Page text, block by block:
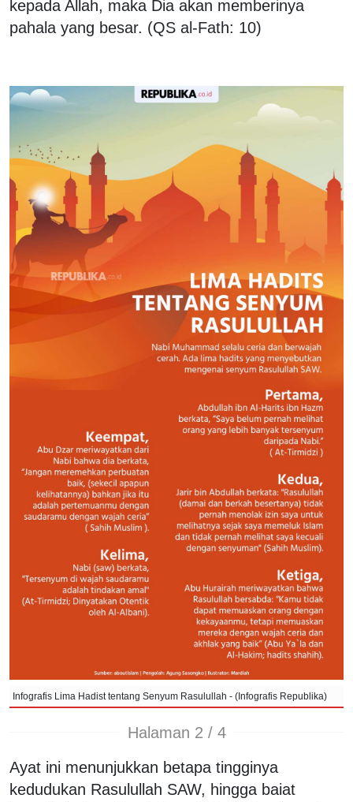
kepada Allah, maka Dia akan memberinya
pahala yang besar. (QS al-Fath: 10)
Infografis Lima Hadist tentang Senyum Rasulullah - (Infografis Republika)
Halaman 2 / 4
Ayat ini menunjukkan betapa tingginya
kedudukan Rasulullah SAW, hingga baiat